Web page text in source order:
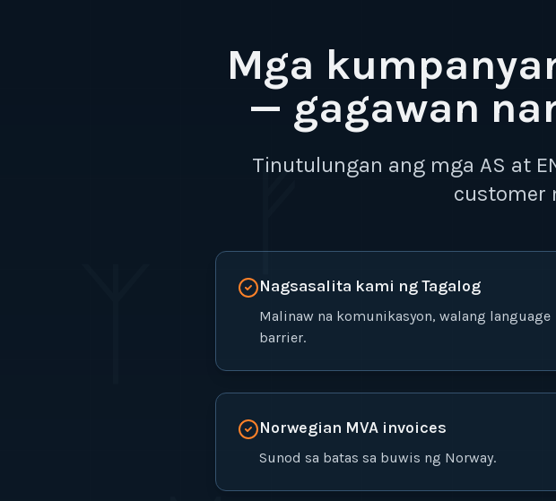
ᚠ
Mga
— gagawan
Tinutulungan ang mga AS at
customer
Nagsasalita kami ng Tagalog
Malinaw na komunikasyon, walang language
barrier.
Norwegian MVA invoices
Sunod sa batas sa buwis ng Norway.